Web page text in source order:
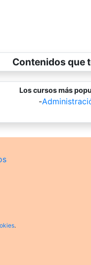
Contenidos que
Los cursos más
-
.